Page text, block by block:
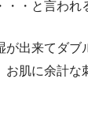
・と言われ
が出来てダブ
お肌に余計な